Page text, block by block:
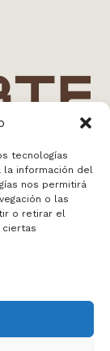
tecnologías
la información del
nos permitirá
o las
o retirar el
ciertas